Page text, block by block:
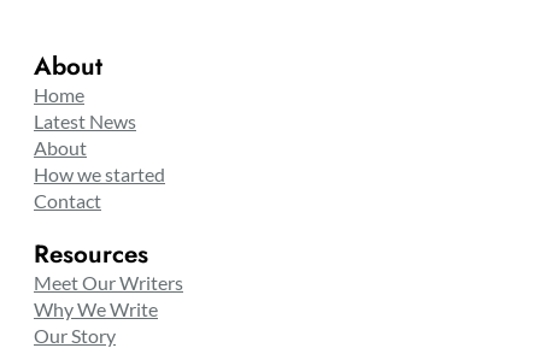
About
Home
Latest News
About
How we started
Contact
Resources
Meet Our Writers
Why We Write
Our Story